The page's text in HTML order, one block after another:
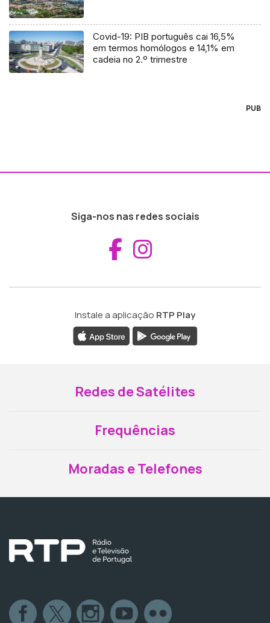
Covid-19: PIB português cai 16,5%
em termos homólogos e 14,1% em
cadeia no 2.º trimestre
PUB
Siga-nos nas redes sociais
Aceder ao
Instale a aplicação RTP Play
Redes de Satélites
Frequências
Moradas e Telefones